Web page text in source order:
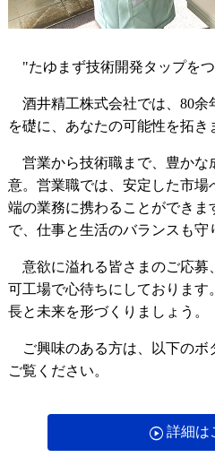
"たゆまず技術開発タップを
酒井精工株式会社では、80余
を礎に、あなたの可能性を拓き
営業から技術職まで、豊かな
意。営業職では、安定した市
端の業務に携わることができま
で、仕事と生活のバランスも守
意欲に溢れる皆さまのご応募
可工場で心待ちにしておりま
長と未来を形づくりましょう。
ご興味のある方は、以下の
ご覧ください。
詳細は